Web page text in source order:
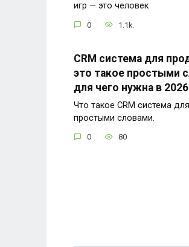
игр — это человек
0 1.1k.
CRM система для
это такое простыми
для чего нужна в
Что такое CRM система
простыми словами.
0 80